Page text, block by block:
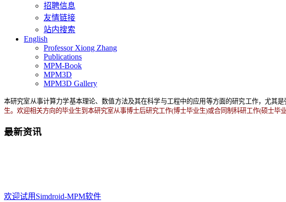
招聘信息
友情链接
站内搜索
English
Professor Xiong Zhang
Publications
MPM-Book
MPM3D
MPM3D Gallery
本研究室从事计算力学基本理论、数值方法及其在科学与工程中的应用等方面的研究工作，尤其
生。欢迎相关方向的毕业生到本研究室从事博士后研究工作(博士毕业生)或合同制科研工作(硕士毕
最新资讯
欢迎试用Simdroid-MPM软件